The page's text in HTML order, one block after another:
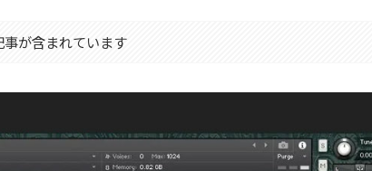
が含まれています